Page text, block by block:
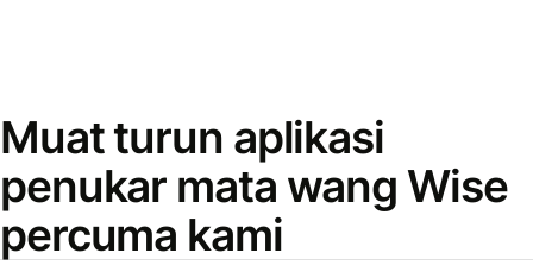
Muat turun aplikasi
penukar mata wang Wise
percuma kami